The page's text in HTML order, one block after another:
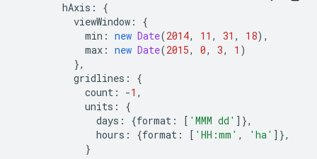
hAxis :
{
viewWindow :
{
min : new Date(2014, 11 , 31 , 18),
max : new Date(2015, 0, 3, 1 )
},
gridlines :
{
count : -1 ,
units :
{
days : {format : [ 'MMM dd' ]},
hours : {format : [ 'HH:mm' , 'ha' ]},
}